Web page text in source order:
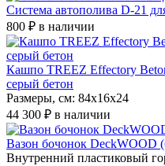
Система автополива D-21
800 ₽ в наличии
Кашпо TREEZ Effectory
серый бетон
Размеры, см: 84х16х24
44 300 ₽ в наличии
Вазон бочонок DeckWOOD
Внутренний пластиковый